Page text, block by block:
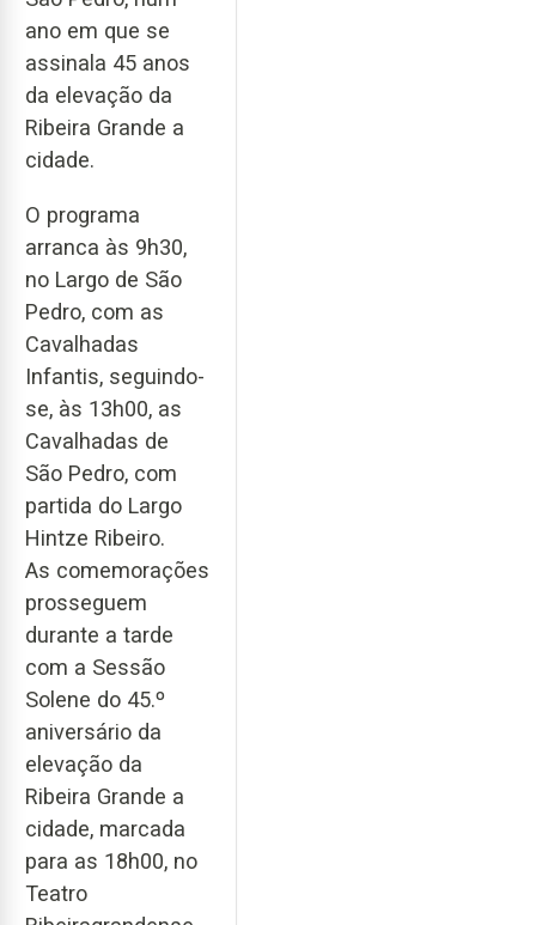
ano em que se
assinala 45 anos
da elevação da
Ribeira Grande a
cidade.
O programa
arranca às 9h30,
no Largo de São
Pedro, com as
Cavalhadas
Infantis, seguindo-
se, às 13h00, as
Cavalhadas de
São Pedro, com
partida do Largo
Hintze Ribeiro.
As comemorações
prosseguem
durante a tarde
com a Sessão
Solene do 45.º
aniversário da
elevação da
Ribeira Grande a
cidade, marcada
para as 18h00, no
Teatro